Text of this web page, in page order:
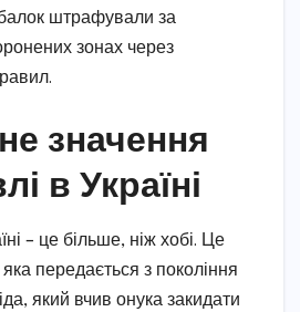
штрафували за
зонах через
значення
в Україні
– це більше, ніж хобі. Це
передається з покоління
який вчив онука закидати